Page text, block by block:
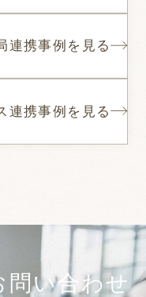
連携事例を見る
連携事例を見る
問い合わせ